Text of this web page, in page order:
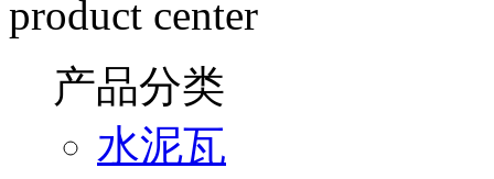
product center
产品分类
水泥瓦